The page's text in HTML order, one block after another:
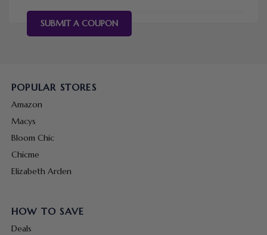
SUBMIT A COUPON
POPULAR STORES
Amazon
Macys
Bloom Chic
Chicme
Elizabeth Arden
HOW TO SAVE
Deals